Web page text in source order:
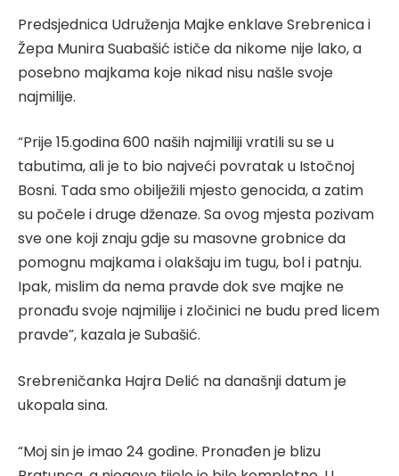
Predsjednica Udruženja Majke enklave Srebrenica i
Žepa Munira Suabašić ističe da nikome nije lako, a
posebno majkama koje nikad nisu našle svoje
najmilije.
“Prije 15.godina 600 naših najmiliji vratili su se u
tabutima, ali je to bio najveći povratak u Istočnoj
Bosni. Tada smo obilježili mjesto genocida, a zatim
su počele i druge dženaze. Sa ovog mjesta pozivam
sve one koji znaju gdje su masovne grobnice da
pomognu majkama i olakšaju im tugu, bol i patnju.
Ipak, mislim da nema pravde dok sve majke ne
pronađu svoje najmilije i zločinici ne budu pred licem
pravde”, kazala je Subašić.
Srebreničanka Hajra Delić na današnji datum je
ukopala sina.
“Moj sin je imao 24 godine. Pronađen je blizu